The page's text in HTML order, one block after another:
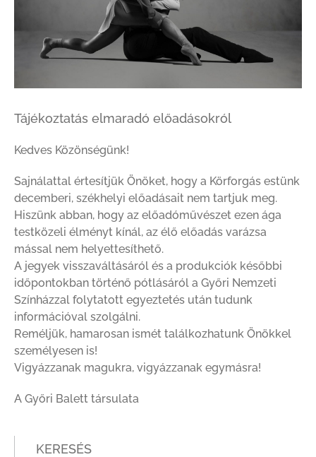
Tájékoztatás elmaradó előadásokról
Kedves Közönségünk!
Sajnálattal értesítjük Önöket, hogy a Körforgás estünk
decemberi, székhelyi előadásait nem tartjuk meg.
Hiszünk abban, hogy az előadóművészet ezen ága
testközeli élményt kínál, az élő előadás varázsa
mással nem helyettesíthető.
A jegyek visszaváltásáról és a produkciók későbbi
időpontokban történő pótlásáról a Győri Nemzeti
Színházzal folytatott egyeztetés után tudunk
információval szolgálni.
Reméljük, hamarosan ismét találkozhatunk Önökkel
személyesen is!
Vigyázzanak magukra, vigyázzanak egymásra!
A Győri Balett társulata
KERESÉS